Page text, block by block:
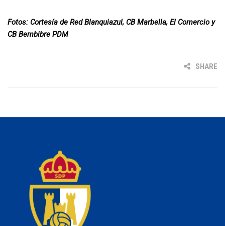
Fotos: Cortesía de Red Blanquiazul, CB Marbella, El Comercio y
CB Bembibre PDM
SHARE